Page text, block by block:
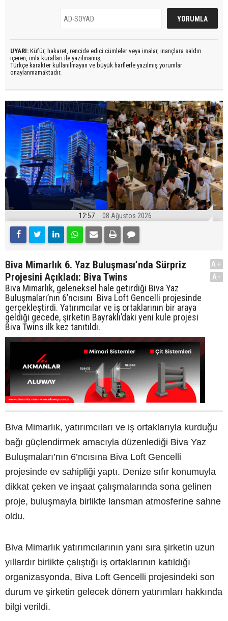
UYARI: Küfür, hakaret, rencide edici cümleler veya imalar, inançlara saldırı
içeren, imla kuralları ile yazılmamış,
Türkçe karakter kullanılmayan ve büyük harflerle yazılmış yorumlar
onaylanmamaktadır.
12:57 08 Ağustos 2026
Biva Mimarlık 6. Yaz Buluşması’nda Sürpriz
Projesini Açıkladı: Biva Twins
Biva Mimarlık, geleneksel hale getirdiği Biva Yaz
Buluşmaları’nın 6’ncısını Biva Loft Gencelli projesinde
gerçekleştirdi. Yatırımcılar ve iş ortaklarının bir araya
geldiği gecede, şirketin Bayraklı’daki yeni kule projesi
Biva Twins ilk kez tanıtıldı.
A+
A-
Biva Mimarlık, yatırımcıları ve iş ortaklarıyla kurduğu
bağı güçlendirmek amacıyla düzenlediği Biva Yaz
Buluşmaları’nın 6’ncısına Biva Loft Gencelli
projesinde ev sahipliği yaptı. Denize sıfır konumuyla
dikkat çeken ve inşaat çalışmalarında sona gelinen
proje, buluşmayla birlikte lansman atmosferine sahne
oldu.
Biva Mimarlık yatırımcılarının yanı sıra şirketin uzun
yıllardır birlikte çalıştığı iş ortaklarının katıldığı
organizasyonda, Biva Loft Gencelli projesindeki son
durum ve şirketin gelecek dönem yatırımları hakkında
bilgi verildi.